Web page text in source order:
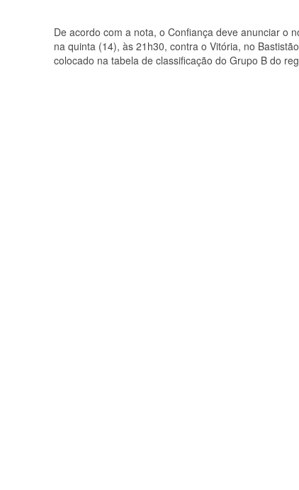
De acordo com a nota, o Confiança deve anunciar o
na quinta (14), às 21h30, contra o Vitória, no
colocado na tabela de classificação do Grupo B do